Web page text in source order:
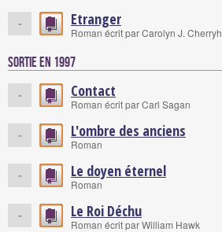
- Etranger
Roman écrit par Carolyn J. Cherryh
Sortie en 1997
- Contact
Roman écrit par Carl Sagan
- L'ombre des anciens
Roman
- Le doyen éternel
Roman
- Le Roi Déchu
Roman écrit par William Hawk